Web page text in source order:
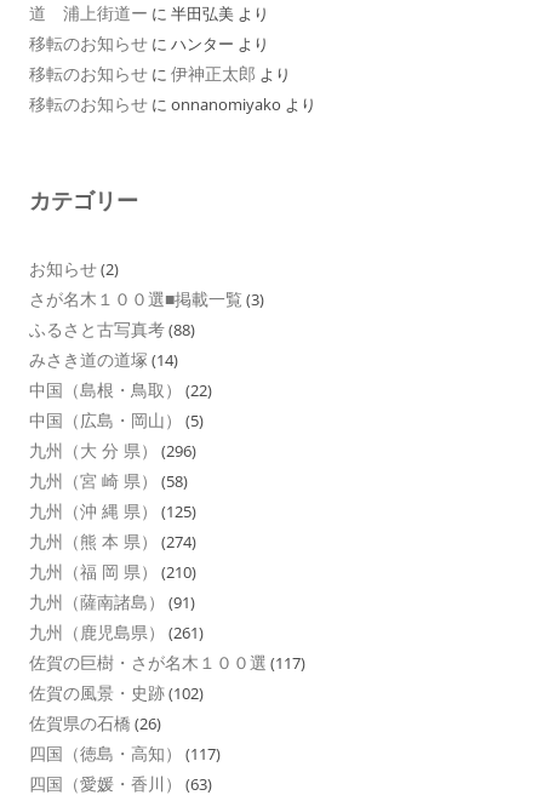
道 浦上街道ー に 半田弘美 より
移転のお知らせ に ハンター より
移転のお知らせ に 伊神正太郎 より
移転のお知らせ に onnanomiyako より
カテゴリー
お知らせ(2)
さが名木１００選■掲載一覧 (3)
ふるさと古写真考(88)
みさき道の道塚 (14)
中国（島根・鳥取） (22)
中国（広島・岡山） (5)
九州（大 分 県） (296)
九州（宮 崎 県） (58)
九州（沖 縄 県） (125)
九州（熊 本 県） (274)
九州（福 岡 県） (210)
九州（薩南諸島） (91)
九州（鹿児島県） (261)
佐賀の巨樹・さが名木１００選 (117)
佐賀の風景・史跡(102)
佐賀県の石橋 (26)
四国（徳島・高知） (117)
四国（愛媛・香川） (63)